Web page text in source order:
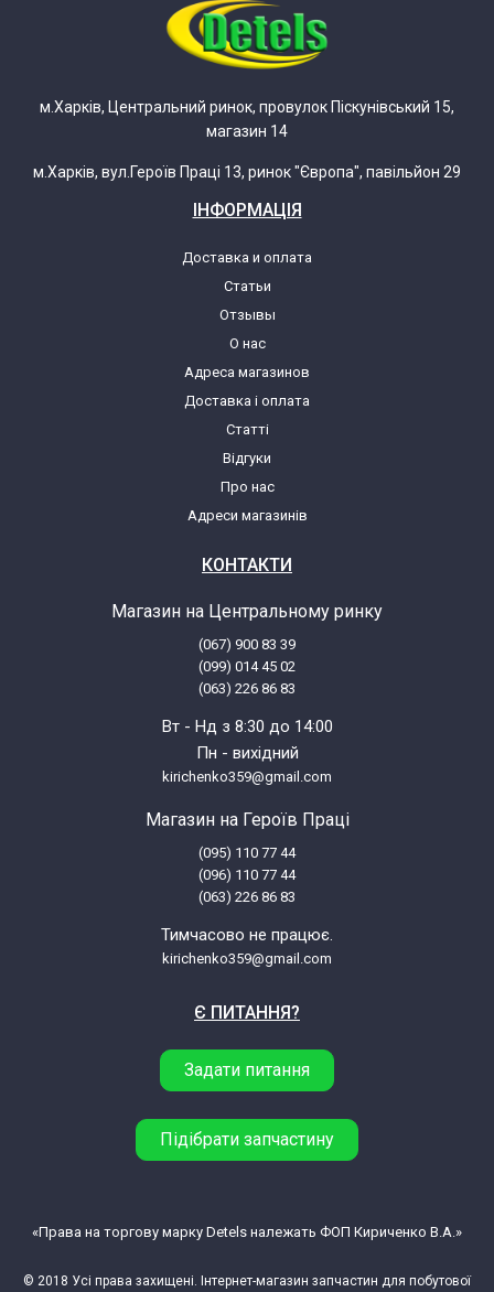
Indesit BAMR600XP/S 46153690000
Indesit E40X-EXPERT 46003470000
Indesit EU400T 46140830000
Indesit EU405TX 46060270000
Indesit EU600TPX 46060280000
Indesit HL6T 46153510000
Indesit IW460D
Indesit IW460D 46048010000
Indesit IW460D 46149170000
Indesit IW460D/S 46151820000
Indesit IW860D/S 46151830000
Indesit IW860XD
Indesit IW860XD 46048030000
м.Харків, Центральний ринок, провулок Піскунівський 15,
магазин 14
м.Харків, вул.Героїв Праці 13, ринок "Європа", павільйон 29
ІНФОРМАЦІЯ
Доставка и оплата
Статьи
Отзывы
О нас
Адреса магазинов
Доставка і оплата
Статті
Відгуки
Про нас
Адреси магазинів
КОНТАКТИ
Магазин на Центральному ринку
(067) 900 83 39
(099) 014 45 02
(063) 226 86 83
Вт - Нд з 8:30 до 14:00
Пн - вихідний
kirichenko359@gmail.com
Магазин на Героїв Праці
(095) 110 77 44
(096) 110 77 44
(063) 226 86 83
Тимчасово не працює.
kirichenko359@gmail.com
Є ПИТАННЯ?
Задати питання
Підібрати запчастину
© 2018 Усі права захищені. Інтернет-магазин запчастин для побутової
«Права на торгову марку Detels належать ФОП Кириченко В.А.»